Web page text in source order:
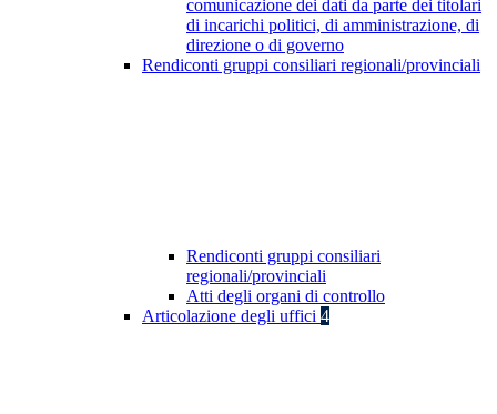
comunicazione dei dati da parte dei titolari
di incarichi politici, di amministrazione, di
direzione o di governo
Rendiconti gruppi consiliari regionali/provinciali
Rendiconti gruppi consiliari
regionali/provinciali
Atti degli organi di controllo
Articolazione degli uffici 4